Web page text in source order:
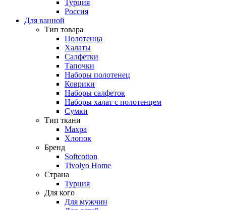
Турция
Россия
Для ванной
Тип товара
Полотенца
Халаты
Салфетки
Тапочки
Наборы полотенец
Коврики
Наборы салфеток
Наборы халат с полотенцем
Сумки
Тип ткани
Махра
Хлопок
Бренд
Softcotton
Tivolyo Home
Страна
Турция
Для кого
Для мужчин